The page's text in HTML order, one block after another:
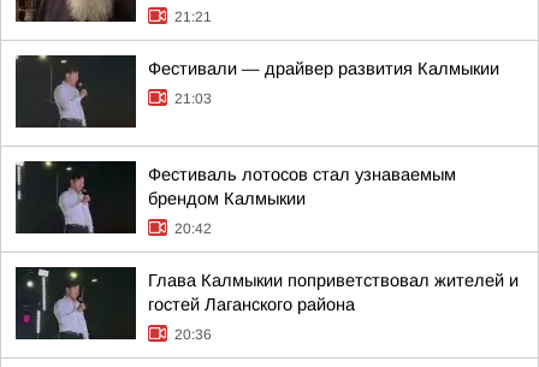
21:21
Фестивали — драйвер развития Калмыкии
21:03
Фестиваль лотосов стал узнаваемым
брендом Калмыкии
20:42
Глава Калмыкии поприветствовал жителей и
гостей Лаганского района
20:36